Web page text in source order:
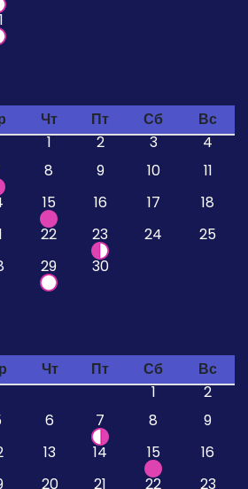
Чт Пт Сб
Вс
1
2 3
4
8 9 10
11
15 16 17
18
22 23 24
25
29 30
Чт Пт Сб
Вс
1
2
6 7 8
9
13 14 15
16
20 21 22 23